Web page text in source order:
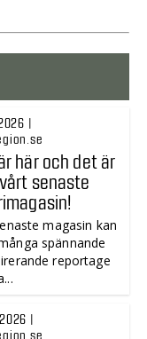
|
här och det är
senaste
magasin kan
spännande
reportage
|